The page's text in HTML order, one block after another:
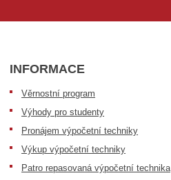
INFORMACE
Věrnostní program
Výhody pro studenty
Pronájem výpočetní techniky
Výkup výpočetní techniky
Patro repasovaná výpočetní technika